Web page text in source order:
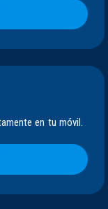
en tu móvil.